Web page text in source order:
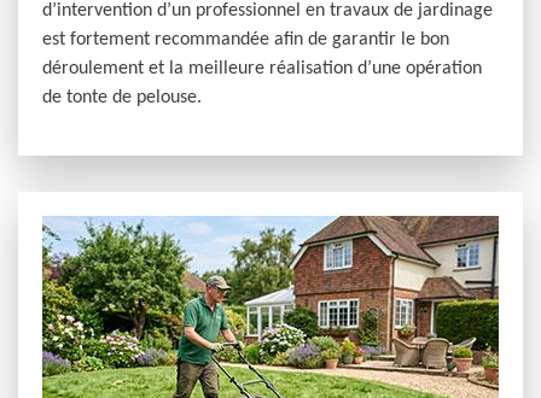
d’intervention d’un professionnel en travaux de jardinage
est fortement recommandée afin de garantir le bon
déroulement et la meilleure réalisation d’une opération
de tonte de pelouse.